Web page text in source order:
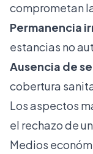
comprometan
Permanencia
estancias no
Ausencia de
cobertura
Los aspectos
el rechazo de
Medios